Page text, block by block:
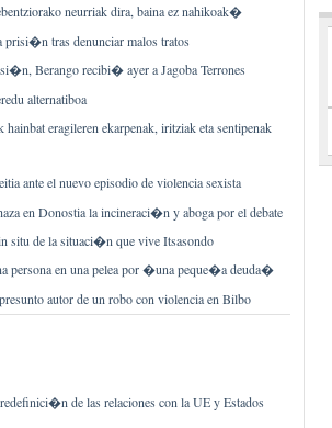
neurriak dira, baina ez nahikoak�
prisi�n tras denunciar malos tratos
Berango recibi� ayer a Jagoba Terrones
alternatiboa
hainbat eragileren ekarpenak, iritziak eta sentipenak
ante el nuevo episodio de violencia sexista
en Donostia la incineraci�n y aboga por el debate
situ de la situaci�n que vive Itsasondo
persona en una pelea por �una peque�a deuda�
autor de un robo con violencia en Bilbo
de las relaciones con la UE y Estados